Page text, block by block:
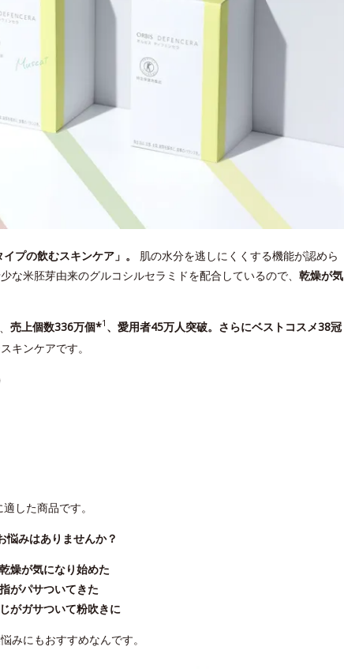
イプの飲むスキンケア」。
肌の水分を逃しにくくする機能が認めら
米胚芽由来のグルコシルセラミドを配合しているので、 乾燥が気
売上個数336万個*1 、愛用者45万人突破。さらにベストコスメ38冠
キンケアです。
した商品です。
悩みはありませんか？
燥が気になり始めた
がパサついてきた
がガサついて粉吹きに
みにもおすすめなんです。